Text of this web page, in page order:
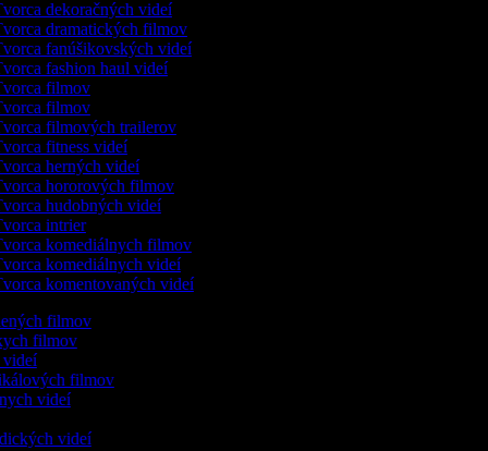
dekoračných videí
dramatických filmov
fanúšikovských videí
fashion haul videí
filmov
filmov
filmových trailerov
fitness videí
herných videí
hororových filmov
hudobných videí
intrier
komediálnych filmov
komediálnych videí
komentovaných videí
filmov
filmov
videí
filmov
videí
videí